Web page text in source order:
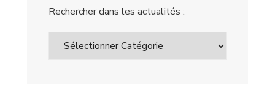
Rechercher dans les actualités :